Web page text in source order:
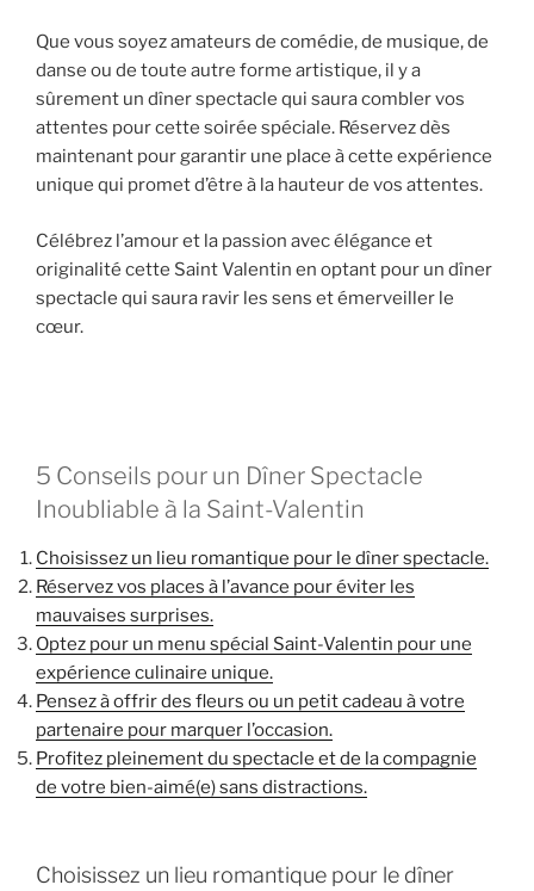
Que vous soyez amateurs de comédie, de musique, de
danse ou de toute autre forme artistique, il y a
sûrement un dîner spectacle qui saura combler vos
attentes pour cette soirée spéciale. Réservez dès
maintenant pour garantir une place à cette expérience
unique qui promet d’être à la hauteur de vos attentes.
Célébrez l’amour et la passion avec élégance et
originalité cette Saint Valentin en optant pour un dîner
spectacle qui saura ravir les sens et émerveiller le
cœur.
5 Conseils pour un Dîner Spectacle
Inoubliable à la Saint-Valentin
Choisissez un lieu romantique pour le dîner spectacle.
Réservez vos places à l’avance pour éviter les
mauvaises surprises.
Optez pour un menu spécial Saint-Valentin pour une
expérience culinaire unique.
Pensez à offrir des fleurs ou un petit cadeau à votre
partenaire pour marquer l’occasion.
Profitez pleinement du spectacle et de la compagnie
de votre bien-aimé(e) sans distractions.
Choisissez un lieu romantique pour le dîner